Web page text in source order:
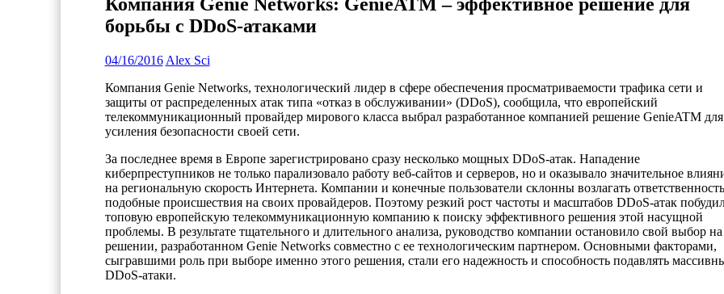
борьбы с DDoS-атаками
04/16/2016 Alex Sci
Компания Genie Networks, технологический лидер в сфере обеспечения просматриваемости трафика сети и
защиты от распределенных атак типа «отказ в обслуживании» (DDoS), сообщила, что европейский
телекоммуникационный провайдер мирового класса выбрал разработанное компанией решение GenieATM для
усиления безопасности своей сети.
За последнее время в Европе зарегистрировано сразу несколько мощных DDoS-атак. Нападение
киберпреступников не только парализовало работу веб-сайтов и серверов, но и оказывало значительное
на региональную скорость Интернета. Компании и конечные пользователи склонны возлагать
подобные происшествия на своих провайдеров. Поэтому резкий рост частоты и масштабов DDoS-атак
топовую европейскую телекоммуникационную компанию к поиску эффективного решения этой насущной
проблемы. В результате тщательного и длительного анализа, руководство компании остановило свой выбор на
решении, разработанном Genie Networks совместно с ее технологическим партнером. Основными факторами,
сыгравшими роль при выборе именно этого решения, стали его надежность и способность подавлять
DDoS-атаки.